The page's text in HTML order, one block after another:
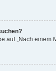
auf „Nach einem